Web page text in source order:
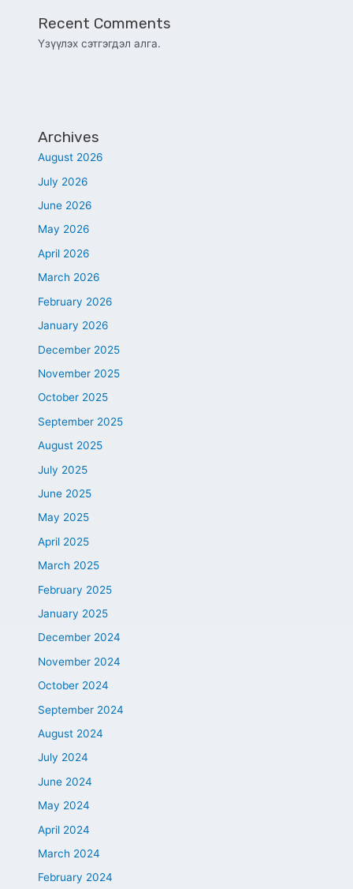
Recent Comments
Үзүүлэх сэтгэгдэл алга.
Archives
August 2026
July 2026
June 2026
May 2026
April 2026
March 2026
February 2026
January 2026
December 2025
November 2025
October 2025
September 2025
August 2025
July 2025
June 2025
May 2025
April 2025
March 2025
February 2025
January 2025
December 2024
November 2024
October 2024
September 2024
August 2024
July 2024
June 2024
May 2024
April 2024
March 2024
February 2024